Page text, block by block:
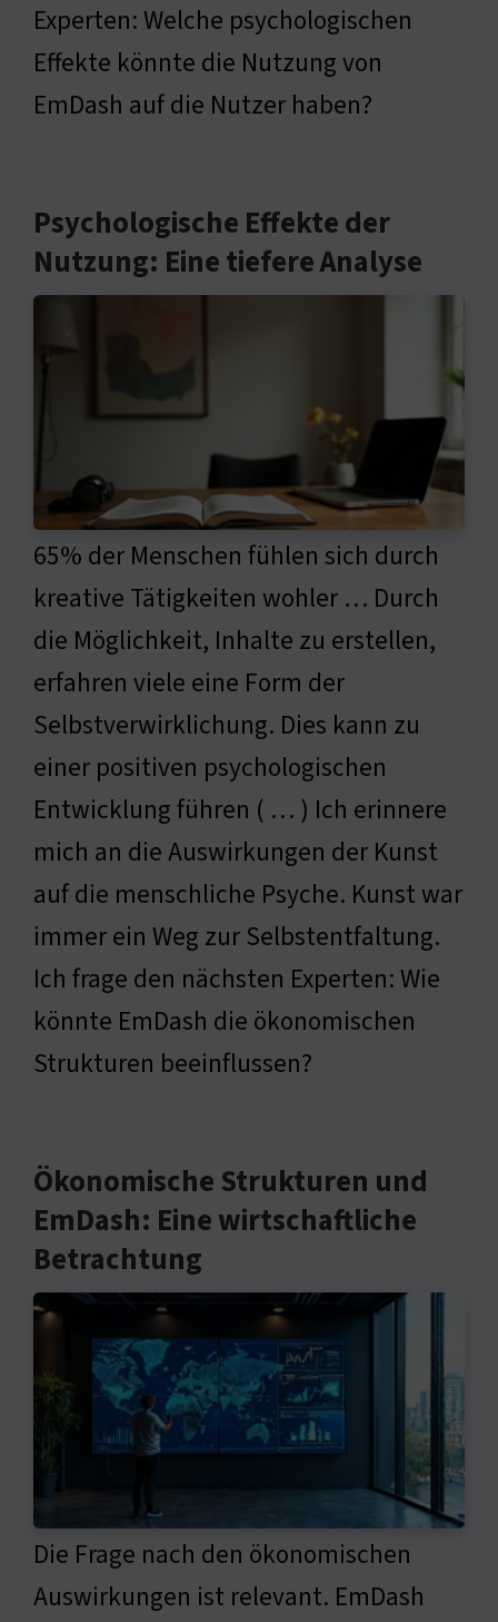
Experten: Welche psychologischen
Effekte könnte die Nutzung von
EmDash auf die Nutzer haben?
Psychologische Effekte der
Nutzung: Eine tiefere Analyse
65% der Menschen fühlen sich durch
kreative Tätigkeiten wohler … Durch
die Möglichkeit, Inhalte zu erstellen,
erfahren viele eine Form der
Selbstverwirklichung. Dies kann zu
einer positiven psychologischen
Entwicklung führen ( … ) Ich erinnere
mich an die Auswirkungen der Kunst
auf die menschliche Psyche. Kunst war
immer ein Weg zur Selbstentfaltung.
Ich frage den nächsten Experten: Wie
könnte EmDash die ökonomischen
Strukturen beeinflussen?
Ökonomische Strukturen und
EmDash: Eine wirtschaftliche
Betrachtung
Die Frage nach den ökonomischen
Auswirkungen ist relevant. EmDash